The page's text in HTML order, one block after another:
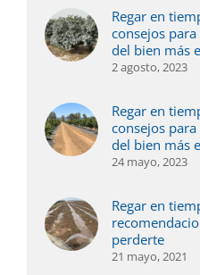
Regar en
consejos
del bien más
2 agosto, 2023
Regar en
consejos
del bien más
24 mayo, 2023
Regar en
perderte
21 mayo, 2021